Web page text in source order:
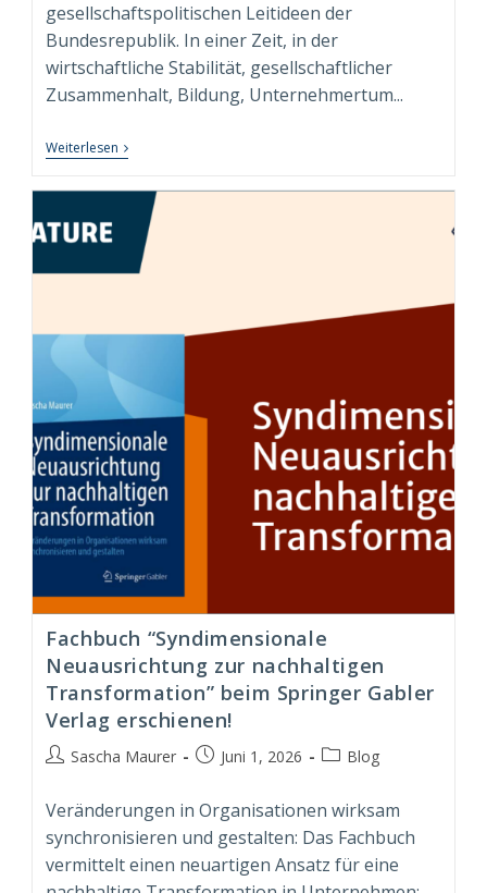
gesellschaftspolitischen Leitideen der
Bundesrepublik. In einer Zeit, in der
wirtschaftliche Stabilität, gesellschaftlicher
Zusammenhalt, Bildung, Unternehmertum...
Weiterlesen „Wohlstand
Für
Heute“
Persönliches
Exemplar
Fachbuch “Syndimensionale
Neuausrichtung zur nachhaltigen
Transformation” beim Springer Gabler
Verlag erschienen!
Beitrags-
Sascha Maurer
BeitragJuni 1, 2026
Beitrags-
Blog
Veränderungen in Organisationen wirksam
synchronisieren und gestalten: Das Fachbuch
vermittelt einen neuartigen Ansatz für eine